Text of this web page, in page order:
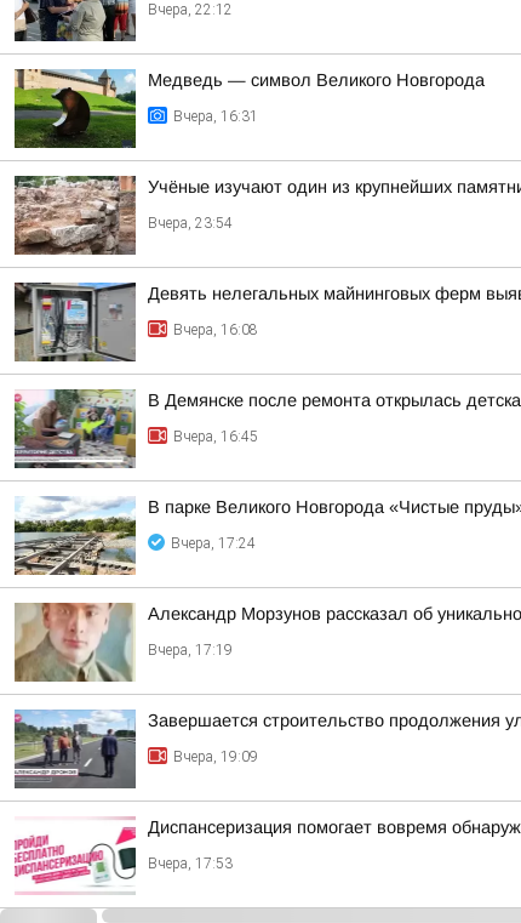
Вчера, 22:12
Медведь — символ Великого Новгорода
Вчера, 16:31
Учёные изучают один из крупнейших
Вчера, 23:54
Девять нелегальных майнинговых ферм
Вчера, 16:08
В Демянске после ремонта открылась
Вчера, 16:45
В парке Великого Новгорода «Чистые
Вчера, 17:24
Александр Морзунов рассказал об
Вчера, 17:19
Завершается строительство продолжения
Вчера, 19:09
Диспансеризация помогает вовремя
Вчера, 17:53